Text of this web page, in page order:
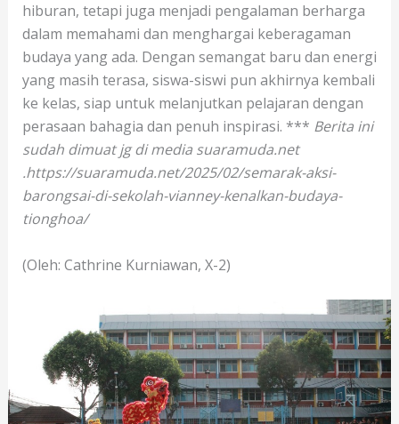
hiburan, tetapi juga menjadi pengalaman berharga
dalam memahami dan menghargai keberagaman
budaya yang ada. Dengan semangat baru dan energi
yang masih terasa, siswa-siswi pun akhirnya kembali
ke kelas, siap untuk melanjutkan pelajaran dengan
perasaan bahagia dan penuh inspirasi. *** Berita ini
sudah dimuat jg di media suaramuda.net
.https://suaramuda.net/2025/02/semarak-aksi-
barongsai-di-sekolah-vianney-kenalkan-budaya-
tionghoa/
(Oleh: Cathrine Kurniawan, X-2)